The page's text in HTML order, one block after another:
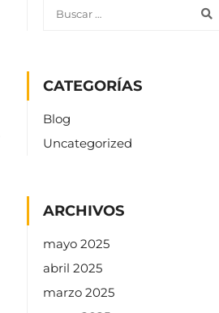
CATEGORÍAS
Blog
Uncategorized
ARCHIVOS
mayo 2025
abril 2025
marzo 2025